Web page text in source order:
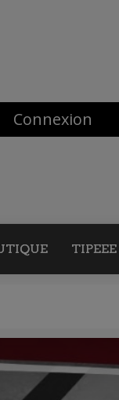
Connexion
TIPEEE